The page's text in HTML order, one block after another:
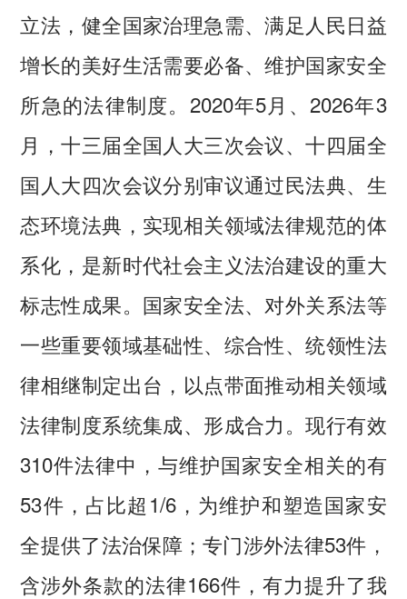
立法，健全国家治理急需、满足人民日益
增长的美好生活需要必备、维护国家安全
所急的法律制度。2020年5月、2026年3
月，十三届全国人大三次会议、十四届全
国人大四次会议分别审议通过民法典、生
态环境法典，实现相关领域法律规范的体
系化，是新时代社会主义法治建设的重大
标志性成果。国家安全法、对外关系法等
一些重要领域基础性、综合性、统领性法
律相继制定出台，以点带面推动相关领域
法律制度系统集成、形成合力。现行有效
310件法律中，与维护国家安全相关的有
53件，占比超1/6，为维护和塑造国家安
全提供了法治保障；专门涉外法律53件，
含涉外条款的法律166件，有力提升了我